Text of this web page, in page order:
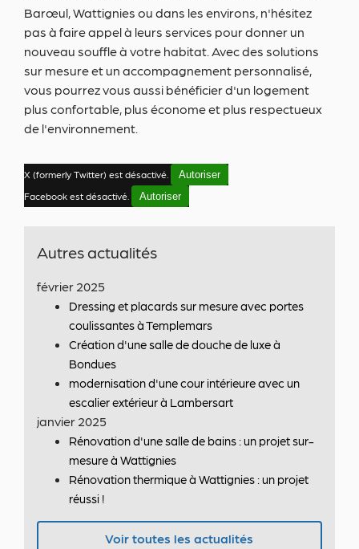
Barœul, Wattignies ou dans les environs, n'hésitez
pas à faire appel à leurs services pour donner un
nouveau souffle à votre habitat. Avec des solutions
sur mesure et un accompagnement personnalisé,
vous pourrez vous aussi bénéficier d'un logement
plus confortable, plus économe et plus respectueux
de l'environnement.
X (formerly Twitter) est désactivé. Autoriser
Facebook est désactivé. Autoriser
Autres actualités
février 2025
Dressing et placards sur mesure avec portes
coulissantes à Templemars
Création d'une salle de douche de luxe à
Bondues
modernisation d'une cour intérieure avec un
escalier extérieur à Lambersart
janvier 2025
Rénovation d'une salle de bains : un projet sur-
mesure à Wattignies
Rénovation thermique à Wattignies : un projet
réussi !
Voir toutes les actualités